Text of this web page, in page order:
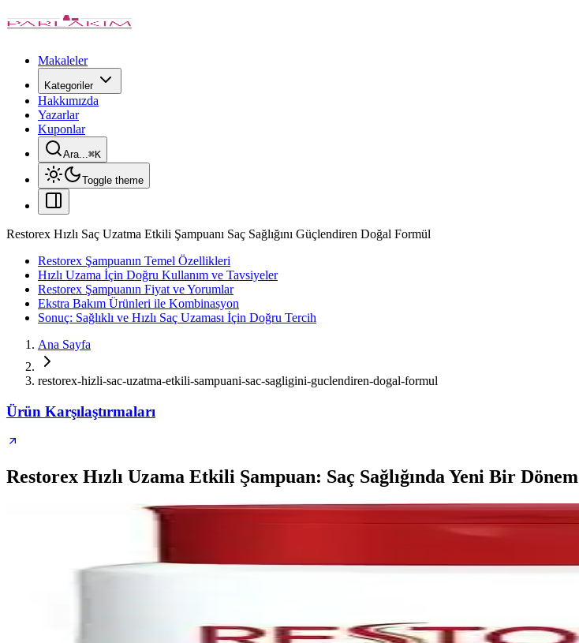
Makaleler
Kategoriler
Hakkımızda
Yazarlar
Kuponlar
Ara...⌘K
Toggle theme
Restorex Hızlı Saç Uzatma Etkili Şampuanı Saç Sağlığını Güçlendiren Doğal Formül
Restorex Şampuanın Temel Özellikleri
Hızlı Uzama İçin Doğru Kullanım ve Tavsiyeler
Restorex Şampuanın Fiyat ve Yorumlar
Ekstra Bakım Ürünleri ile Kombinasyon
Sonuç: Sağlıklı ve Hızlı Saç Uzaması İçin Doğru Tercih
Ana Sayfa
restorex-hizli-sac-uzatma-etkili-sampuani-sac-sagligini-guclendiren-dogal-formul
Ürün Karşılaştırmaları
Restorex Hızlı Uzama Etkili Şampuan: Saç Sağlığında Yeni Bir Dönem